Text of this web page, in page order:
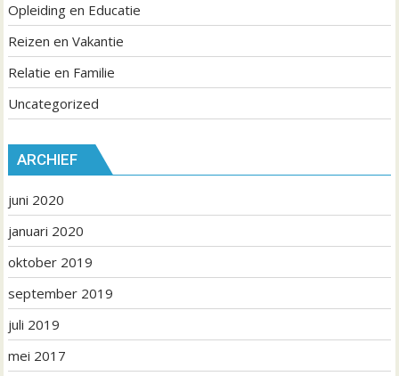
Opleiding en Educatie
Reizen en Vakantie
Relatie en Familie
Uncategorized
ARCHIEF
juni 2020
januari 2020
oktober 2019
september 2019
juli 2019
mei 2017